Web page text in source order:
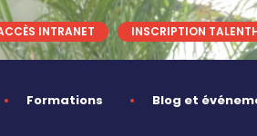
INTRANET INSCRIPTION
Formations Blog et